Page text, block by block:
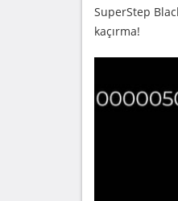
SuperStep
kaçırma!